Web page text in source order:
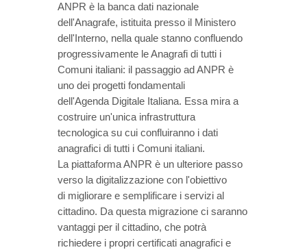
ANPR è la banca dati nazionale
dell'Anagrafe, istituita presso il Ministero
dell'Interno, nella quale stanno confluendo
progressivamente le Anagrafi di tutti i
Comuni italiani: il passaggio ad ANPR è
uno dei progetti fondamentali
dell'Agenda Digitale Italiana. Essa mira a
costruire un'unica infrastruttura
tecnologica su cui confluiranno i dati
anagrafici di tutti i Comuni italiani.
La piattaforma ANPR è un ulteriore passo
verso la digitalizzazione con l'obiettivo
di migliorare e semplificare i servizi al
cittadino. Da questa migrazione ci saranno
vantaggi per il cittadino, che potrà
richiedere i propri certificati anagrafici e